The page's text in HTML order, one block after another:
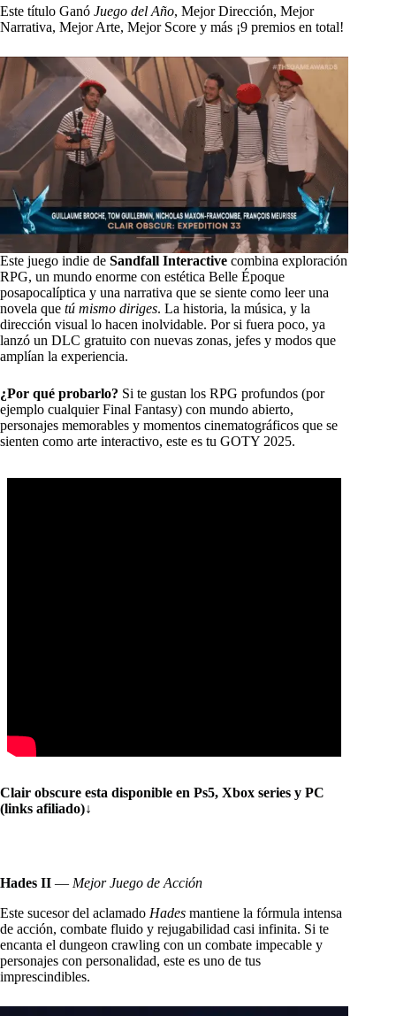
Este título Ganó Juego del Año, Mejor Dirección, Mejor
Narrativa, Mejor Arte, Mejor Score y más ¡9 premios en total!
Este juego indie de Sandfall Interactive combina exploración
RPG, un mundo enorme con estética Belle Époque
posapocalíptica y una narrativa que se siente como leer una
novela que tú mismo diriges. La historia, la música, y la
dirección visual lo hacen inolvidable. Por si fuera poco, ya
lanzó un DLC gratuito con nuevas zonas, jefes y modos que
amplían la experiencia.
¿Por qué probarlo? Si te gustan los RPG profundos (por
ejemplo cualquier Final Fantasy) con mundo abierto,
personajes memorables y momentos cinematográficos que se
sienten como arte interactivo, este es tu GOTY 2025.
Clair obscure esta disponible en Ps5, Xbox series y PC
(links afiliado)↓
Hades II — Mejor Juego de Acción
Este sucesor del aclamado Hades mantiene la fórmula intensa
de acción, combate fluido y rejugabilidad casi infinita. Si te
encanta el dungeon crawling con un combate impecable y
personajes con personalidad, este es uno de tus
imprescindibles.